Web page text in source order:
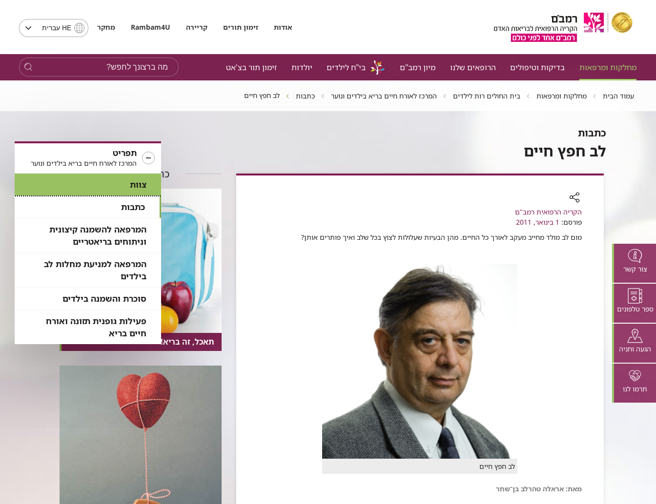
אודות זימון תורים קריירה Rambam4U מחקר
בחירת
שים
לב,
בבחירת
לאתר
HE עברית
מחלקות ומרפאות בדיקות וטיפולים הרופאים שלנו מיון רמב"ם בי"ח לילדים יולדות זימון תור בצ'אט
מה
ברצונך
לחפש?
צור קשר
ספר טלפונים
הגעה וחניה
תרמו לנו
עמוד הבית מחלקות ומרפאות בית החולים רות לילדים המרכז לאורח חיים בריא בילדים ונוער כתבות לב חפץ חיים
תפריט
המרכז לאורח חיים בריא בילדים ונוער
צוות
כתבות
המרפאה להשמנה קיצונית
וניתוחים בריאטריים
המרפאה למניעת מחלות לב
בילדים
סוכרת והשמנה בילדים
פעילות גופנית תזונה ואורח
חיים בריא
כתבות
לב חפץ חיים
רכיב
שיתוף
הקריה הרפואית רמב"ם
פורסם: 1 בינואר, 2011
מום לב מולד מחייב מעקב לאורך כל החיים. מהן הבעיות שעלולות לצוץ בכל שלב ואיך פותרים אותן?
לב חפץ חיים
מאת: ​אראלה טהרלב בן־שחר
כתבות בתחום
תאכל, זה בריא!